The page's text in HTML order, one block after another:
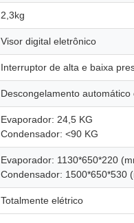
2,3kg
Visor digital eletrônico
Interruptor de alta e baixa
Descongelamento
Evaporador: 24,5 KG
Condensador: <90 KG
Evaporador: 1130*650*220
Condensador: 1500*650*530
Totalmente elétrico